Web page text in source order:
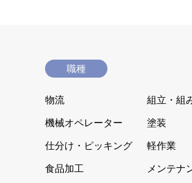
職種
物流
組立・組
機械オペレーター
塗装
仕分け・ピッキング
軽作業
食品加工
メンテナ